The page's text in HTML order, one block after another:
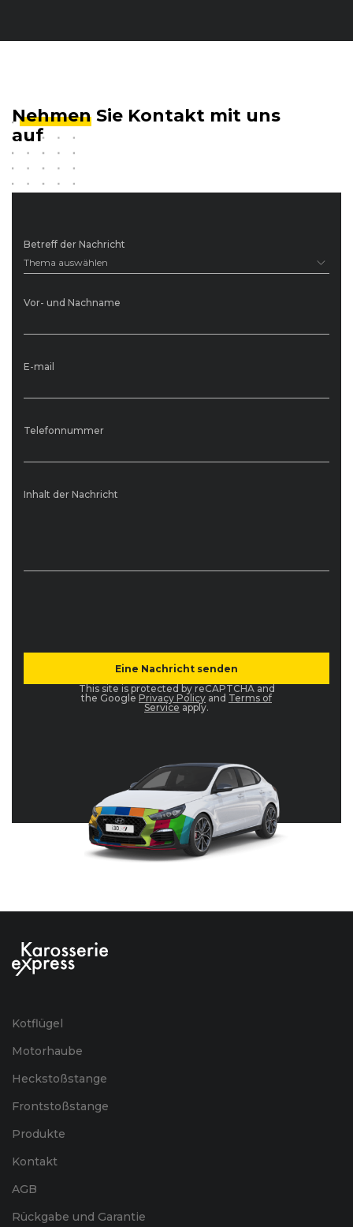
Betreff der Nachricht
Thema auswählen
Vor- und Nachname
E-mail
Telefonnummer
Inhalt der Nachricht
This site is protected by reCAPTCHA and
the Google Privacy Policy and Terms of
Service apply.
Nehmen Sie Kontakt mit uns
auf
Kotflügel
Motorhaube
Heckstoßstange
Frontstoßstange
Produkte
Kontakt
AGB
Rückgabe und Garantie